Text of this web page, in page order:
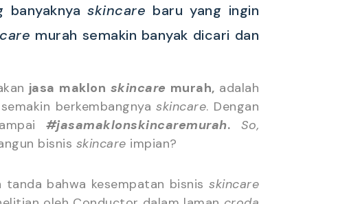
banyaknyaskincare baru yang ingin
murah semakin banyak dicari dan
jasa maklon skincare murah, adalah
berkembangnyaskincare. Dengan
#jasamaklonskincaremurah.
So,
bisnis skincare impian?
tanda bahwa kesempatan bisnisskincare